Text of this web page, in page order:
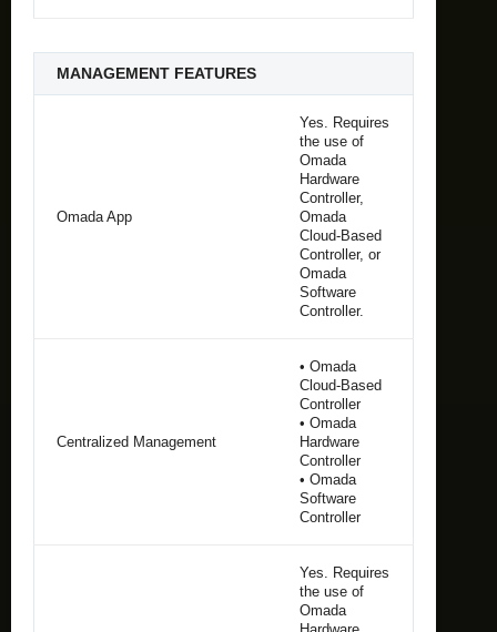
MANAGEMENT FEATURES
Omada App
Yes. Requires
the use of
Omada
Hardware
Controller,
Omada
Cloud-Based
Controller, or
Omada
Software
Controller.
Centralized Management
• Omada
Cloud-Based
Controller
• Omada
Hardware
Controller
• Omada
Software
Controller
Yes. Requires
the use of
Omada